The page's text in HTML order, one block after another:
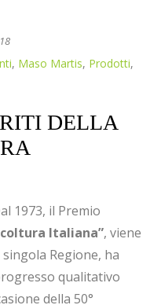
, Maso Martis, Prodotti,
DELLA
1973, il Premio
Italiana”, viene
Regione, ha
qualitativo
della 50°